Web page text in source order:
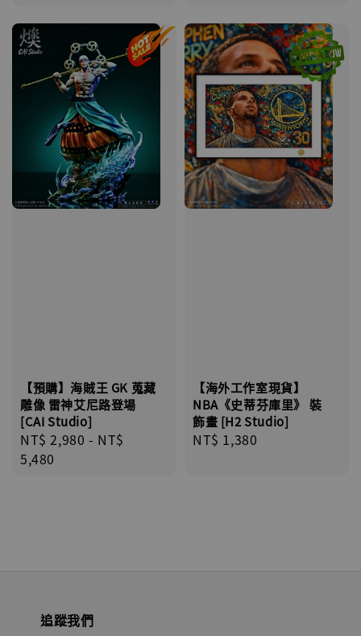
【預購】海賊王 GK 蒐藏
雕像 雷神艾尼路登場
[CAI Studio]
Regular
price
NT$ 2,980 - NT$
5,480
【海外工作室現貨】
NBA《史蒂芬庫里》 裝
飾畫 [H2 Studio]
Regular
NT$ 1,380
追蹤我們